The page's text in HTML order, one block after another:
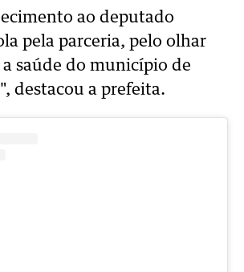
ao deputado
pela parceria, pelo olhar
saúde do município de
destacou a prefeita.